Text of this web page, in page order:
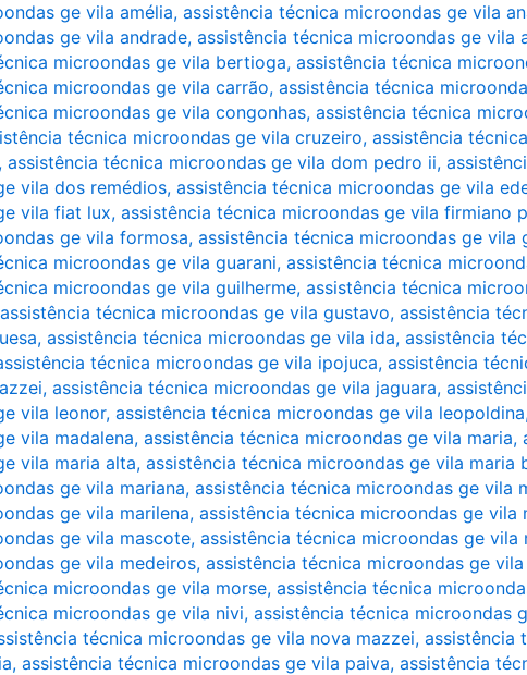
ge vila amélia, assistência técnica microondas ge vila
ge vila andrade, assistência técnica microondas ge vila
microondas ge vila bertioga, assistência técnica
microondas ge vila carrão, assistência técnica
microondas ge vila congonhas, assistência técnica
técnica microondas ge vila cruzeiro, assistência
, assistência técnica microondas ge vila dom pedro ii,
vila dos remédios, assistência técnica microondas ge vila
vila fiat lux, assistência técnica microondas ge vila firmiano
ge vila formosa, assistência técnica microondas ge vila
microondas ge vila guarani, assistência técnica
microondas ge vila guilherme, assistência técnica
assistência técnica microondas ge vila gustavo, assistência
, assistência técnica microondas ge vila ida, assistência
técnica microondas ge vila ipojuca, assistência
, assistência técnica microondas ge vila jaguara,
vila leonor, assistência técnica microondas ge vila leopoldina
vila madalena, assistência técnica microondas ge vila maria,
vila maria alta, assistência técnica microondas ge vila maria
ge vila mariana, assistência técnica microondas ge vila
ge vila marilena, assistência técnica microondas ge vila
ge vila mascote, assistência técnica microondas ge vila
ge vila medeiros, assistência técnica microondas ge
microondas ge vila morse, assistência técnica
microondas ge vila nivi, assistência técnica microondas
técnica microondas ge vila nova mazzei, assistência
, assistência técnica microondas ge vila paiva, assistência